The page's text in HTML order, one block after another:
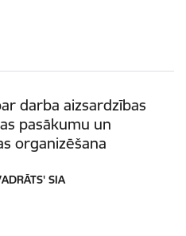
darba aizsardzības
pasākumu un
organizēšana
SIA